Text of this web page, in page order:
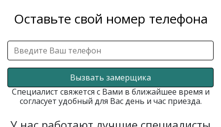
Оставьте свой номер телефона
Вызвать замерщика
Специалист свяжется с Вами в ближайшее время и
согласует удобный для Вас день и час приезда.